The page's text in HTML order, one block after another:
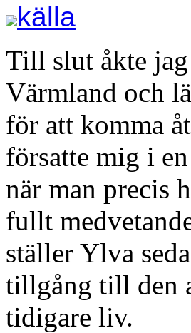
källa
Till slut åkte
Värmland och
för att komma
försatte mig i
när man precis
fullt
ställer Ylva
tillgång till den
tidigare liv.